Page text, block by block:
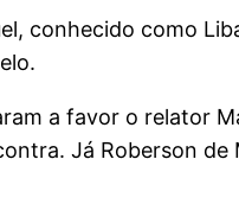
conhecido como
a favor o relator
Já Roberson